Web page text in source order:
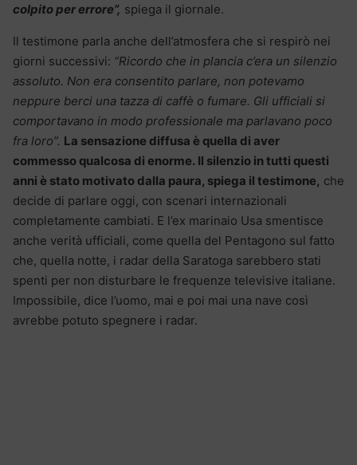
colpito per errore”, spiega il giornale.
Il testimone parla anche dell’atmosfera che si respirò nei
giorni successivi: “Ricordo che in plancia c’era un silenzio
assoluto. Non era consentito parlare, non potevamo
neppure berci una tazza di caffè o fumare. Gli ufficiali si
comportavano in modo professionale ma parlavano poco
fra loro”. La sensazione diffusa è quella di aver
commesso qualcosa di enorme. Il silenzio in tutti questi
anni è stato motivato dalla paura, spiega il testimone, che
decide di parlare oggi, con scenari internazionali
completamente cambiati. E l’ex marinaio Usa smentisce
anche verità ufficiali, come quella del Pentagono sul fatto
che, quella notte, i radar della Saratoga sarebbero stati
spenti per non disturbare le frequenze televisive italiane.
Impossibile, dice l’uomo, mai e poi mai una nave così
avrebbe potuto spegnere i radar.